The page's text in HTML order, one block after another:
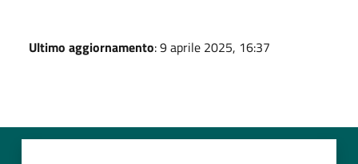
Ultimo aggiornamento: 9 aprile 2025, 16:37